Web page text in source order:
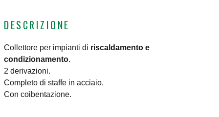
DESCRIZIONE
Collettore per impianti di riscaldamento e
condizionamento.
2 derivazioni.
Completo di staffe in acciaio.
Con coibentazione.